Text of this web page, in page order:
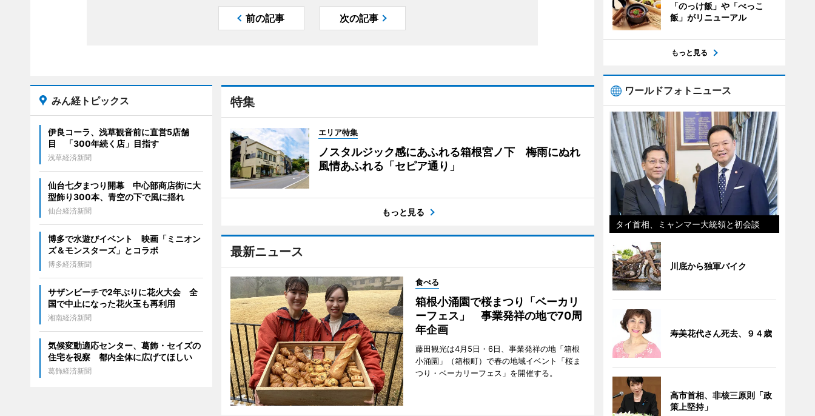
前の記事 次の記事
特集
エリア特集
ノスタルジック感にあふれる箱根宮ノ下 梅雨にぬれ
風情あふれる「セピア通り」
もっと見る
最新ニュース
食べる
箱根小涌園で桜まつり「ベーカリ
ーフェス」 事業発祥の地で70周
年企画
藤田観光は4月5日・6日、事業発祥の地「箱根
小涌園」（箱根町）で春の地域イベント「桜ま
つり・ベーカリーフェス」を開催する。
みん経トピックス
伊良コーラ、浅草観音前に直営5店舗
目 「300年続く店」目指す
浅草経済新聞
仙台七夕まつり開幕 中心部商店街に大
型飾り300本、青空の下で風に揺れ
仙台経済新聞
博多で水遊びイベント 映画「ミニオン
ズ＆モンスターズ」とコラボ
博多経済新聞
サザンビーチで2年ぶりに花火大会 全
国で中止になった花火玉も再利用
湘南経済新聞
気候変動適応センター、葛飾・セイズの
住宅を視察 都内全体に広げてほしい
葛飾経済新聞
「のっけ飯」や「べっこ
飯」がリニューアル
もっと見る
ワールドフォトニュース
タイ首相、ミャンマー大統領と初会談
川底から独軍バイク
寿美花代さん死去、９４歳
高市首相、非核三原則「政
策上堅持」